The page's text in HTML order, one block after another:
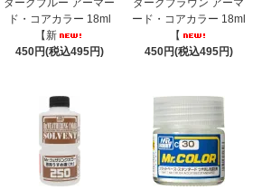
ダークブルー アーマー
ド・コアカラー 18ml
【新
450円(税込495円)
ダークブラウン アーマ
ード・コアカラー 18ml
【
450円(税込495円)